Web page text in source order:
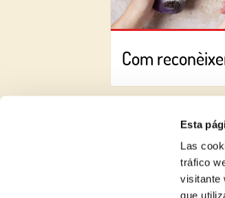
Esta
Las
tráfico
visitante
que
Com